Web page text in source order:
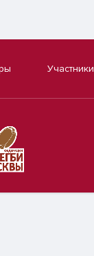
Участники